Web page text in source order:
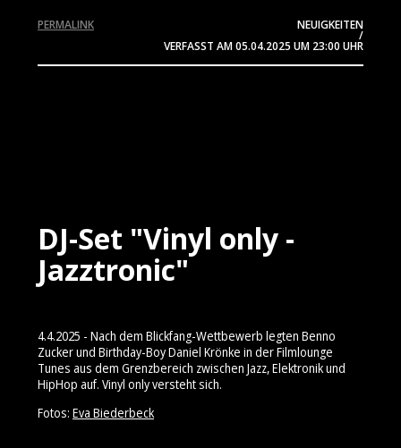
NEUIGKEITEN
/
VERFASST AM05.04.2025 UM 23:00 UHR
PERMALINK
DJ-Set "Vinyl only -
Jazztronic"
4.4.2025 - Nach dem Blickfang-Wettbewerb legten Benno
Zucker und Birthday-Boy Daniel Krönke in der Filmlounge
Tunes aus dem Grenzbereich zwischen Jazz, Elektronik und
HipHop auf. Vinyl only versteht sich.
Fotos: Eva Biederbeck